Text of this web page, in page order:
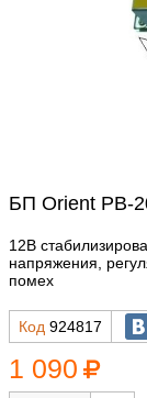
БП Orient PB-
12В
напряжения,
помех
Код 924817
1 090